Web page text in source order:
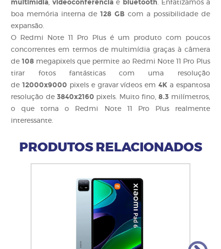
multimídia,videoconferência e bluetooth. Enfatizamos a
boa memória interna de128 GB com a possibilidade de
expansão.
O Redmi Note 11 Pro Plus é um produto com poucos
concorrentes em termos de multimídia graças à câmera
de108 megapixels que permite ao Redmi Note 11 Pro Plus
tirar fotos fantásticas com uma resolução
de12000x9000 pixels e gravar vídeos em4K a espantosa
resolução de3840x2160 pixels. Muito fino,8.3 milímetros,
o que torna o Redmi Note 11 Pro Plus realmente
interessante.
PRODUTOS RELACIONADOS